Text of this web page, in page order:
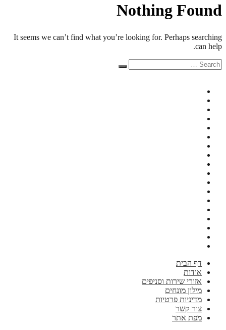
Nothing Found
It seems we can’t find what you’re looking for. Perhaps searching
can help.
Search
for:
Search
דף הבית
אודות
אזורי שירות וסניפים
מילון מונחים
מדיניות פרטיות
צור קשר
מפת אתר